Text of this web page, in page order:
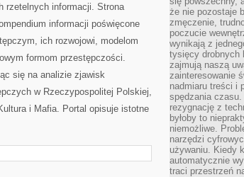
rzetelnych informacji. Strona
informacji poświęcone
ich rozwojowi, modelom
formom przestępczości.
się na analizie zjawisk
w Rzeczypospolitej Polskiej,
i Mafia. Portal opisuje istotne
że nie pozostaje
zmęczenie,
poczucie
wynikają z
tysięcy drobnych
zajmują naszą
zainteresowanie
nadmiaru treści i
spędzania czasu.
rezygnację z
byłoby to
niemożliwe.
narzędzi
używaniu. Kiedy
automatycznie
traci przestrzeń